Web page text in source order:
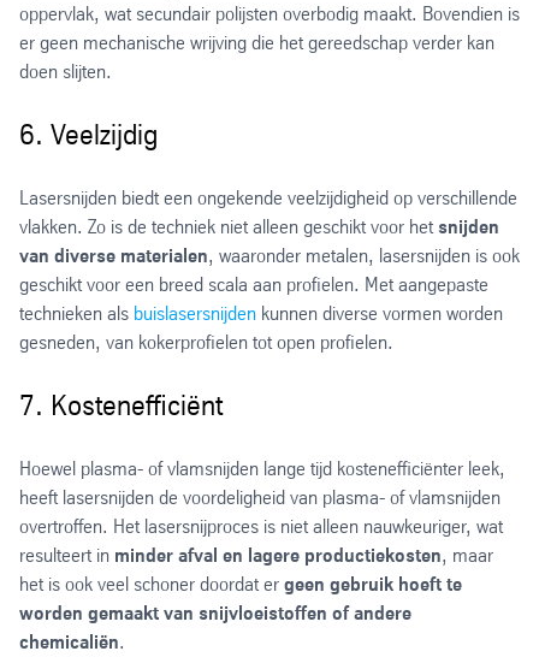
oppervlak, wat secundair polijsten overbodig maakt. Bovendien is
er geen mechanische wrijving die het gereedschap verder kan
doen slijten.
6. Veelzijdig
Lasersnijden biedt een ongekende veelzijdigheid op verschillende
vlakken. Zo is de techniek niet alleen geschikt voor het snijden
van diverse materialen, waaronder metalen, lasersnijden is ook
geschikt voor een breed scala aan profielen. Met aangepaste
technieken als buislasersnijden kunnen diverse vormen worden
gesneden, van kokerprofielen tot open profielen.
7. Kostenefficiënt
Hoewel plasma- of vlamsnijden lange tijd kostenefficiënter leek,
heeft lasersnijden de voordeligheid van plasma- of vlamsnijden
overtroffen. Het lasersnijproces is niet alleen nauwkeuriger, wat
resulteert in minder afval en lagere productiekosten, maar
het is ook veel schoner doordat er geen gebruik hoeft te
worden gemaakt van snijvloeistoffen of andere
chemicaliën.